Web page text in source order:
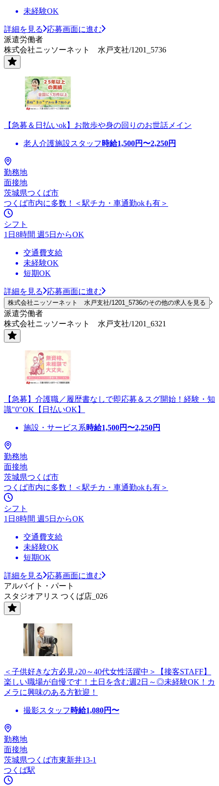
未経験OK
詳細を見る
応募画面に進む
派遣労働者
株式会社ニッソーネット 水戸支社/1201_5736
【急募＆日払いok】お散歩や身の回りのお世話メイン
老人介護施設スタッフ 時給1,500円〜2,250円
勤務地
面接地
茨城県つくば市
つくば市内に多数！＜駅チカ・車通勤okも有＞
シフト
1日8時間 週5日からOK
交通費支給
未経験OK
短期OK
詳細を見る 応募画面に進む
株式会社ニッソーネット 水戸支社/1201_5736のその他の求人を見る
派遣労働者
株式会社ニッソーネット 水戸支社/1201_6321
【急募】介護職／履歴書なしで即応募＆スグ開始！経験・知
識"0"OK【日払いOK】
施設・サービス系時給1,500円〜2,250円
勤務地
面接地
茨城県つくば市
つくば市内に多数！＜駅チカ・車通勤okも有＞
シフト
1日8時間 週5日からOK
交通費支給
未経験OK
短期OK
詳細を見る
応募画面に進む
アルバイト・パート
スタジオアリス つくば店_026
＜子供好きな方必見♪20～40代女性活躍中＞【接客STAFF】
楽しい職場が自慢です！土日を含む週2日～◎未経験OK！カ
メラに興味のある方歓迎！
撮影スタッフ 時給1,080円〜
勤務地
面接地
茨城県つくば市東新井13-1
つくば駅